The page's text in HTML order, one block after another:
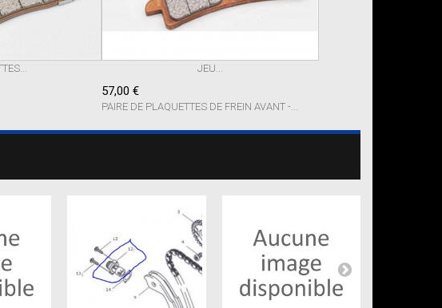
JEU...
57,00 €
PAIRE DE PLAQUETTES DE FREIN AVANT -...